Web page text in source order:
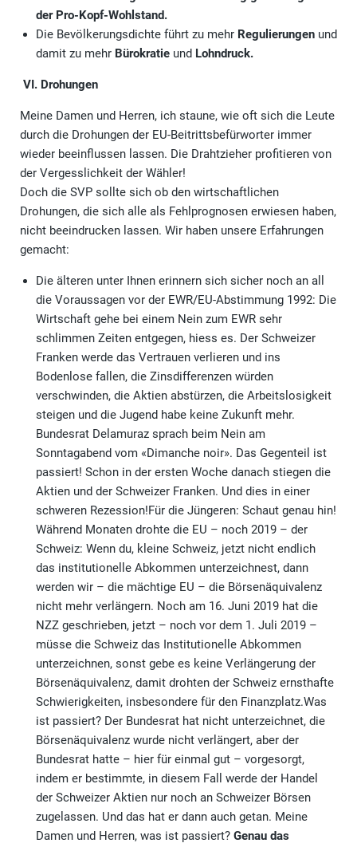
der Pro-Kopf-Wohlstand.
Die Bevölkerungsdichte führt zu mehr Regulierungen und
damit zu mehr Bürokratie und Lohndruck.
VI. Drohungen
Meine Damen und Herren, ich staune, wie oft sich die Leute
durch die Drohungen der EU-Beitrittsbefürworter immer
wieder beeinflussen lassen. Die Drahtzieher profitieren von
der Vergesslichkeit der Wähler!
Doch die SVP sollte sich ob den wirtschaftlichen
Drohungen, die sich alle als Fehlprognosen erwiesen haben,
nicht beeindrucken lassen. Wir haben unsere Erfahrungen
gemacht:
Die älteren unter Ihnen erinnern sich sicher noch an all
die Voraussagen vor der EWR/EU-Abstimmung 1992: Die
Wirtschaft gehe bei einem Nein zum EWR sehr
schlimmen Zeiten entgegen, hiess es. Der Schweizer
Franken werde das Vertrauen verlieren und ins
Bodenlose fallen, die Zinsdifferenzen würden
verschwinden, die Aktien abstürzen, die Arbeitslosigkeit
steigen und die Jugend habe keine Zukunft mehr.
Bundesrat Delamuraz sprach beim Nein am
Sonntagabend vom «Dimanche noir». Das Gegenteil ist
passiert! Schon in der ersten Woche danach stiegen die
Aktien und der Schweizer Franken. Und dies in einer
schweren Rezession!Für die Jüngeren: Schaut genau hin!
Während Monaten drohte die EU – noch 2019 – der
Schweiz: Wenn du, kleine Schweiz, jetzt nicht endlich
das institutionelle Abkommen unterzeichnest, dann
werden wir – die mächtige EU – die Börsenäquivalenz
nicht mehr verlängern. Noch am 16. Juni 2019 hat die
NZZ geschrieben, jetzt – noch vor dem 1. Juli 2019 –
müsse die Schweiz das Institutionelle Abkommen
unterzeichnen, sonst gebe es keine Verlängerung der
Börsenäquivalenz, damit drohten der Schweiz ernsthafte
Schwierigkeiten, insbesondere für den Finanzplatz.Was
ist passiert? Der Bundesrat hat nicht unterzeichnet, die
Börsenäquivalenz wurde nicht verlängert, aber der
Bundesrat hatte – hier für einmal gut – vorgesorgt,
indem er bestimmte, in diesem Fall werde der Handel
der Schweizer Aktien nur noch an Schweizer Börsen
zugelassen. Und das hat er dann auch getan. Meine
Damen und Herren, was ist passiert? Genau das